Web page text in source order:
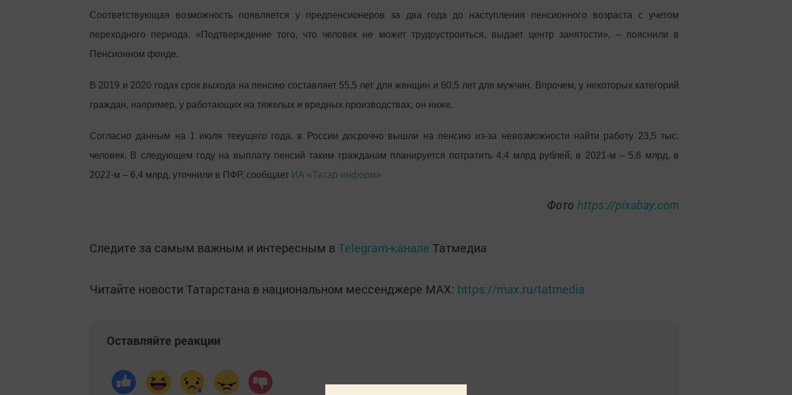
Соответствующая возможность появляется у предпенсионеров за два года до наступления пенсионного возраста с учетом
переходного периода. «Подтверждение того, что человек не может трудоустроиться, выдает центр занятости», – пояснили в
Пенсионном фонде.
В 2019 и 2020 годах срок выхода на пенсию составляет 55,5 лет для женщин и 60,5 лет для мужчин. Впрочем, у некоторых категорий
граждан, например, у работающих на тяжелых и вредных производствах, он ниже.
Согласно данным на 1 июля текущего года, в России досрочно вышли на пенсию из-за невозможности найти работу 23,5 тыс.
человек. В следующем году на выплату пенсий таким гражданам планируется потратить 4,4 млрд рублей, в 2021-м – 5,6 млрд, в
2022-м – 6,4 млрд, уточнили в ПФР, сообщает ИА «Татар-информ»
Фото https://pixabay.com
Следите за самым важным и интересным в Telegram-канале Татмедиа
Читайте новости Татарстана в национальном мессенджере MАХ: https://max.ru/tatmedia
Оставляйте реакции